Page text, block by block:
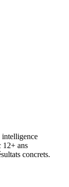
intelligence
12+ ans
concrets.